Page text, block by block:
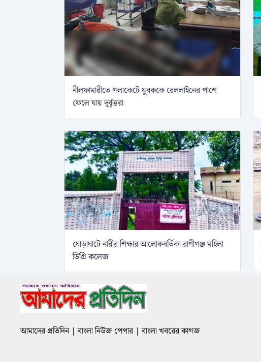
নীলফামারীতে গলাকেটে যুবককে রেললাইনের পাশে
ফেলে যায় দুর্বৃত্তরা
ঘোড়াঘাটে নারীর শিক্ষার আলোকবর্তিকা রাণীগঞ্জ মহিলা
ডিগ্রি কলেজ
আমাদের প্রতিদিন | বাংলা নিউজ পেপার | বাংলা খবরের কাগজ